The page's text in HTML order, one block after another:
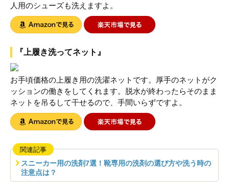
人用のシューズも洗えますよ。
『上履き洗ってネット』
お手頃価格の上履き用の洗濯ネットです。厚手のネットがク
ッションの働きをしてくれます。脱水が終わったらそのまま
ネットを吊るして干せるので、手間いらずですよ。
関連記事
スニーカー用の洗剤7選！靴専用の洗剤の選び方や洗う時の
注意点は？